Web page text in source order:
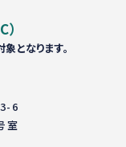
となります。
6
室